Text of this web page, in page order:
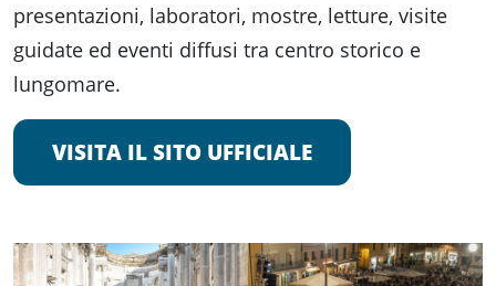
presentazioni, laboratori, mostre, letture, visite
guidate ed eventi diffusi tra centro storico e
lungomare.
VISITA IL SITO UFFICIALE